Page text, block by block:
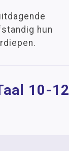
hun
10-12